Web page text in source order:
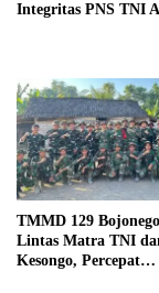
Integritas PNS TNI
TMMD 129
Lintas Matra TNI
Kesongo, Percepat